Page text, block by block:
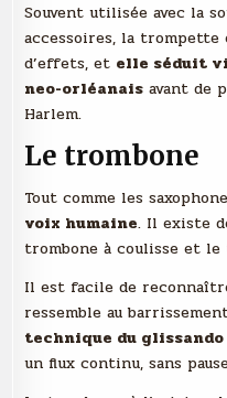
Souvent utilisée avec la
accessoires, la
d’effets, et elle séduit
neo-orléanais avant de
Harlem.
Le trombone
Tout comme les
voix humaine. Il existe
trombone à coulisse et le
Il est facile de
ressemble au
technique du
un flux continu, sans